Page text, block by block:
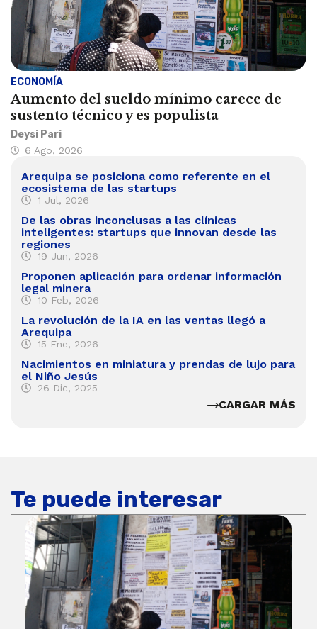
ECONOMÍA
Aumento del sueldo mínimo carece de
sustento técnico y es populista
Deysi Pari
6 Ago, 2026
Arequipa se posiciona como referente en el
ecosistema de las startups
1 Jul, 2026
De las obras inconclusas a las clínicas
inteligentes: startups que innovan desde las
regiones
19 Jun, 2026
Proponen aplicación para ordenar información
legal minera
10 Feb, 2026
La revolución de la IA en las ventas llegó a
Arequipa
15 Ene, 2026
Nacimientos en miniatura y prendas de lujo para
el Niño Jesús
26 Dic, 2025
CARGAR MÁS
Te puede interesar